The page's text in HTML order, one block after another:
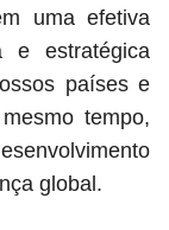
uma efetiva
e estratégica
países e
tempo,
global.